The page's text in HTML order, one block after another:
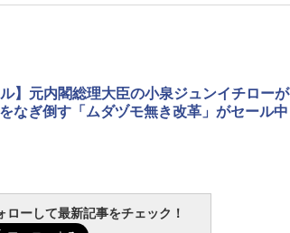
】元内閣総理大臣の小泉ジュンイチローが
なぎ倒す「ムダヅモ無き改革」がセール中
ーして最新記事をチェック！